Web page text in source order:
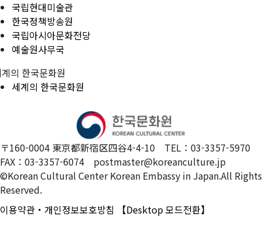
국립현대미술관
한국정책방송원
국립아시아문화전당
예술원사무국
의 한국문화원
세계의 한국문화원
〒160-0004 東京都新宿区四谷4-4-10 TEL：03-3357-5970
FAX：03-3357-6074 postmaster@koreanculture.jp
©Korean Cultural Center Korean Embassy in Japan.All Rights
Reserved.
이용약관・개인정보보호방침
【Desktop 모드전환】